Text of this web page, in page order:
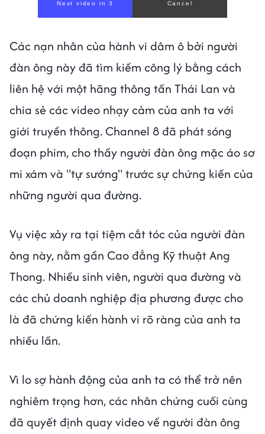
Các nạn nhân của hành vi dâm ô bởi người
đàn ông này đã tìm kiếm công lý bằng cách
liên hệ với một hãng thông tấn Thái Lan và
chia sẻ các video nhạy cảm của anh ta với
giới truyền thông. Channel 8 đã phát sóng
đoạn phim, cho thấy người đàn ông mặc áo sơ
mi xám và "tự sướng" trước sự chứng kiến ​​của
những người qua đường.
Vụ việc xảy ra tại tiệm cắt tóc của người đàn
ông này, nằm gần Cao đẳng Kỹ thuật Ang
Thong. Nhiều sinh viên, người qua đường và
các chủ doanh nghiệp địa phương được cho
là đã chứng kiến ​​hành vi rõ ràng của anh ta
nhiều lần.
Vì lo sợ hành động của anh ta có thể trở nên
nghiêm trọng hơn, các nhân chứng cuối cùng
đã quyết định quay video về người đàn ông